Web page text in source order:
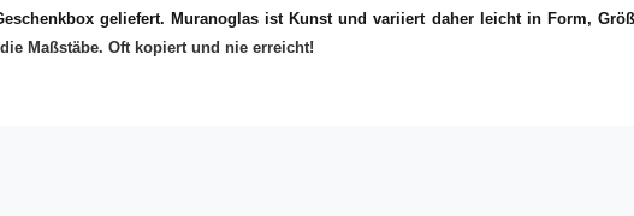
geliefert. Muranoglas ist Kunst und variiert daher leicht in Form,
Maßstäbe. Oft kopiert und nie erreicht!